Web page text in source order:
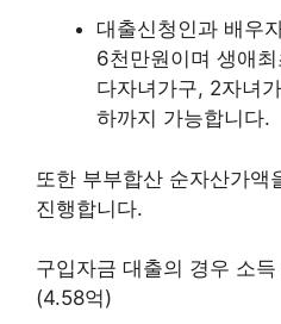
대출신청인과 배우
6천만원이며 생애
다자녀가구, 2자녀
하까지 가능합니다.
또한 부부합산 순자산가액
진행합니다.
구입자금 대출의 경우 소
(4.58억)